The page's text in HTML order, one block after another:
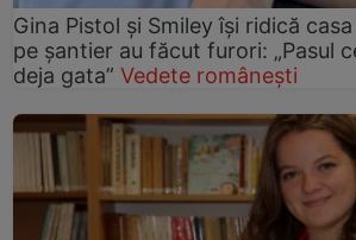
Gina Pistol și Smiley își ridică
pe șantier au făcut furori: „Pasul
deja gata” Vedete românești